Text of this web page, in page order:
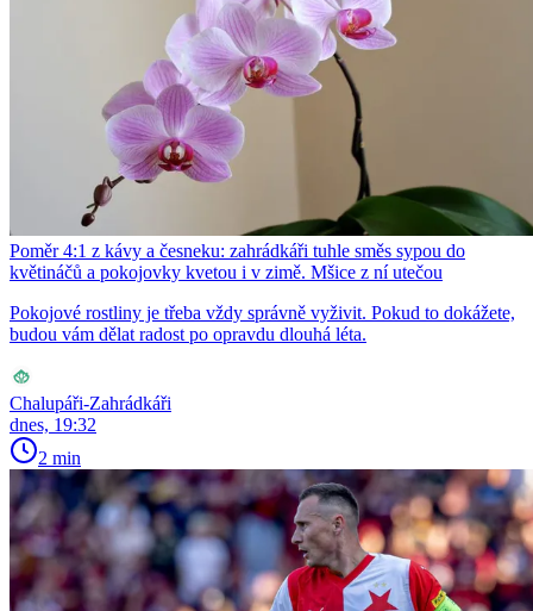
Poměr 4:1 z kávy a česneku: zahrádkáři tuhle směs sypou do
květináčů a pokojovky kvetou i v zimě. Mšice z ní utečou
Pokojové rostliny je třeba vždy správně vyživit. Pokud to dokážete,
budou vám dělat radost po opravdu dlouhá léta.
Chalupáři-Zahrádkáři
dnes, 19:32
2 min